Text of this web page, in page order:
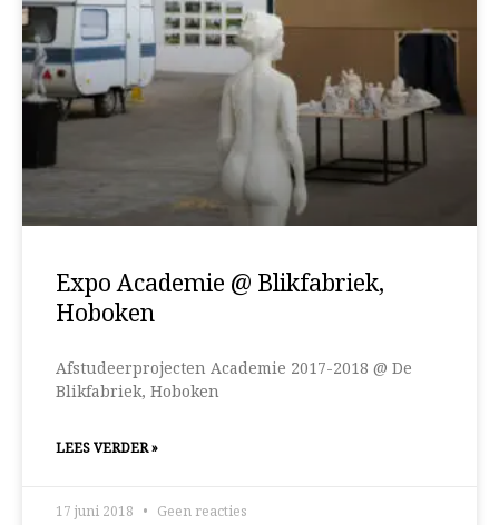
Expo Academie @ Blikfabriek,
Hoboken
Afstudeerprojecten Academie 2017-2018 @ De
Blikfabriek, Hoboken
LEES VERDER »
17 juni 2018 Geen reacties